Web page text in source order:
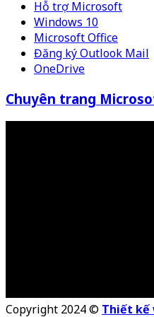
Hỗ trợ Microsoft
Windows 10
Microsoft Office
Đăng ký Outlook Mail
OneDrive
Chuyên trang
Copyright 2024 © Thiết kế